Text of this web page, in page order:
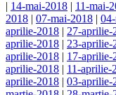
| 14-mai-2018 | 11-mai-
2018 | 07-mai-2018 |
aprilie-2018 | 27-aprilie-
aprilie-2018 | 23-aprilie-
aprilie-2018 | 17-aprilie-
aprilie-2018 | 11-aprilie-
aprilie-2018 | 03-aprilie-